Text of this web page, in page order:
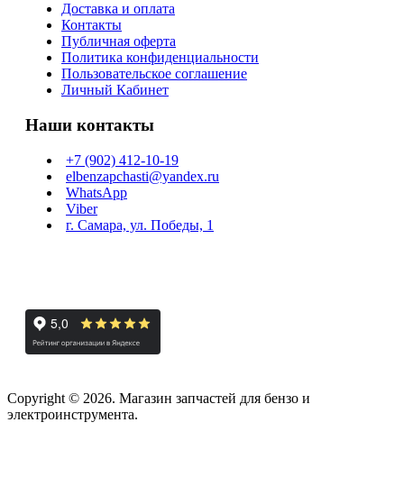
Доставка и оплата
Контакты
Публичная оферта
Политика конфиденциальности
Пользовательское соглашение
Личный Кабинет
Наши контакты
+7 (902) 412-10-19
elbenzapchasti@yandex.ru
WhatsApp
Viber
г. Самара, ул. Победы, 1
Copyright © 2026. Магазин запчастей для бензо и
электроинструмента.